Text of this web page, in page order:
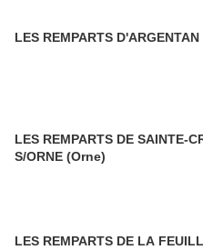
LES REMPARTS
LES REMPARTS DE SAINTE-
S/ORNE (Orne)
LES REMPARTS DE LA